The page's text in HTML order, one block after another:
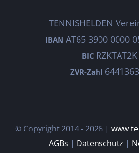
TENNISHELDEN
IBAN AT65 3900 0000
BIC RZKTAT2K
ZVR-Zahl
© Copyright 2014 -2026 |
AGBs | Datenschutz |